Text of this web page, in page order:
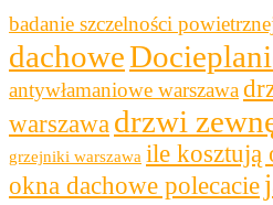
badanie szczelności
dachowe
antywłamaniowe warszawa
warszawa drzwi
grzejniki warszawa ile kosztują
okna dachowe polecacie